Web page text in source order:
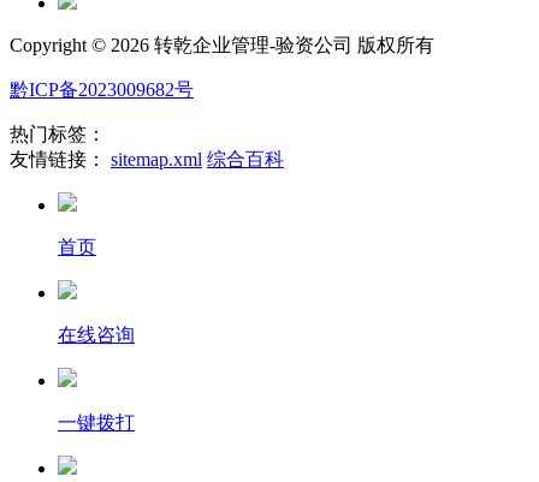
Copyright © 2026 转乾企业管理-验资公司 版权所有
黔ICP备2023009682号
热门标签：
友情链接： sitemap.xml 综合百科
首页
在线咨询
一键拨打